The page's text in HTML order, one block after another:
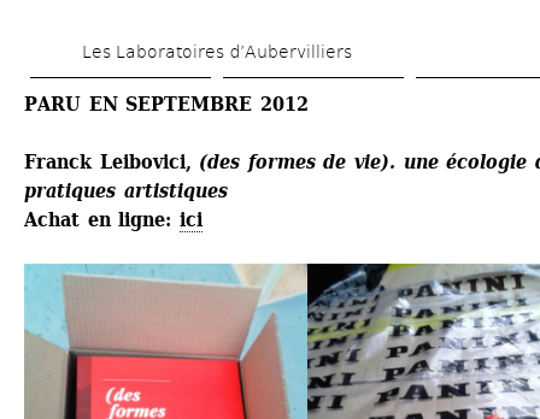
au
contenu
Les Laboratoires d’Aubervilliers
PARU EN SEPTEMBRE 2012
Franck Leibovici, (des formes de vie). une écologie
pratiques artistiques
Achat en ligne: ici